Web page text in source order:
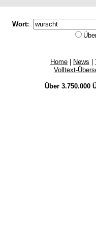
Wort:
Home News
Volltext-
Über 3.750.000